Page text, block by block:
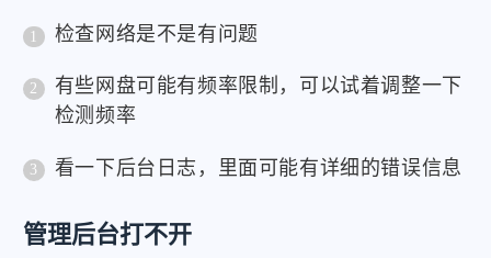
检查网络是不是有问题
有些网盘可能有频率限制，可以试着调整一下
检测频率
看一下后台日志，里面可能有详细的错误信息
管理后台打不开